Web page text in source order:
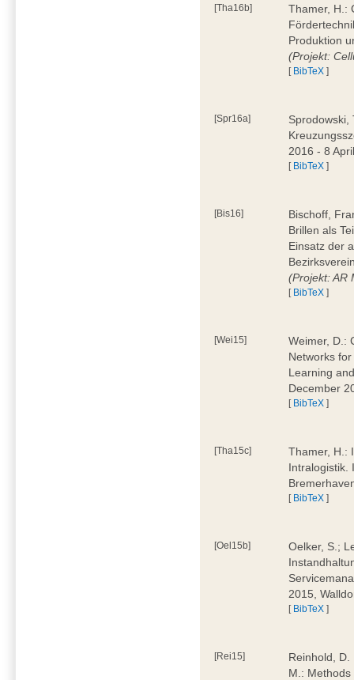
[Tha16b]
Thamer, H.:
Produktion
(Projekt:
[ BibTeX ]
[Spr16a]
Sprodowski,
2016 - 8
[ BibTeX ]
[Bis16]
Bischoff,
Brillen als
Einsatz der
(Projekt: AR
[ BibTeX ]
[Wei15]
Weimer, D.:
Networks
Learning
December
[ BibTeX ]
[Tha15c]
Thamer, H.:
Intralogistik.
[ BibTeX ]
[Oel15b]
Oelker, S.;
2015,
[ BibTeX ]
[Rei15]
Reinhold, D.
M.: